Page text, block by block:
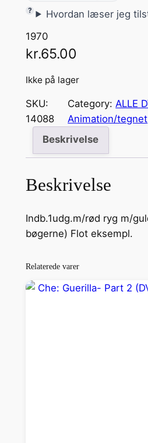
Hvordan læser jeg
1970
kr.65.00
Ikke på lager
SKU:
14088
Category: ALLE
Animation/tegnet
Beskrivelse
Beskrivelse
Indb.1udg.m/rød ryg m/
bøgerne) Flot eksempl.
Relaterede varer